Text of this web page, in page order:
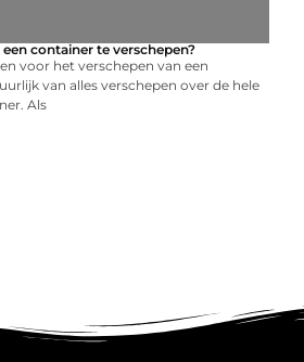
container te verschepen?
voor het verschepen van een
van alles verschepen over de hele
Als